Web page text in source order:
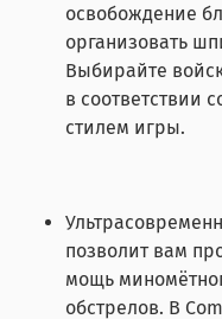
освобождение
организовать
Выбирайте
в соответствии
стилем игры.
позволит вам
мощь
обстрелов. В